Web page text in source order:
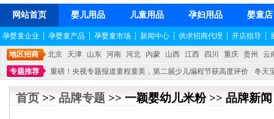
网站首页 婴儿用品 儿童用品 孕妇用品 婴童店
孕婴童企业 ┆ 孕婴童产品 ┆ 孕婴童市场 ┆ 新闻中心 ┆ 供求招商代理 ┆ 开店指导 ┆
地区招商 北京 天津 山东 河南 河北 内蒙 山西 江西 四川 重庆 贵州
云
专题推荐
重磅！央视专题报道童程童美，第二届少儿编程节获高度评价
冬天
不能再单纯地销售产品,而要向增强服务转型,毕竟母婴产品比较特殊。”
妇幼广场
首页 >> 品牌专题 >> 一颖婴幼儿米粉 >> 品牌新